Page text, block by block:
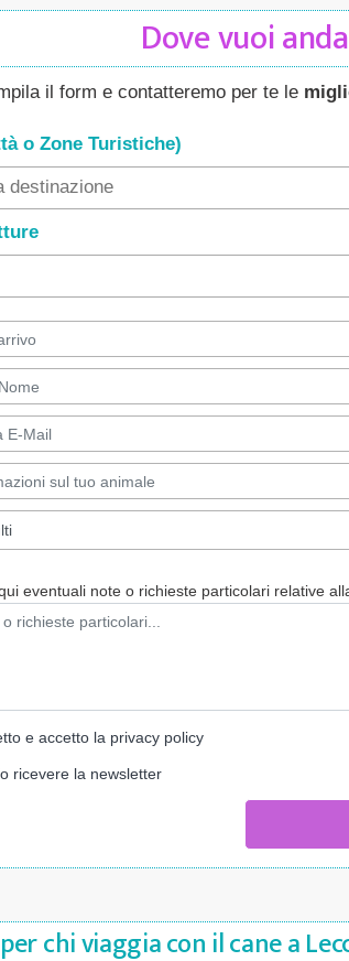
Dove vuoi
il form e contatteremo per te le
o Zone Turistiche)
eventuali note o richieste particolari relative
e accetto la privacy policy
ricevere la newsletter
chi viaggia con il cane a